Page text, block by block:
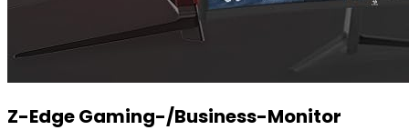
Z-Edge Gaming-/Business-Monitor